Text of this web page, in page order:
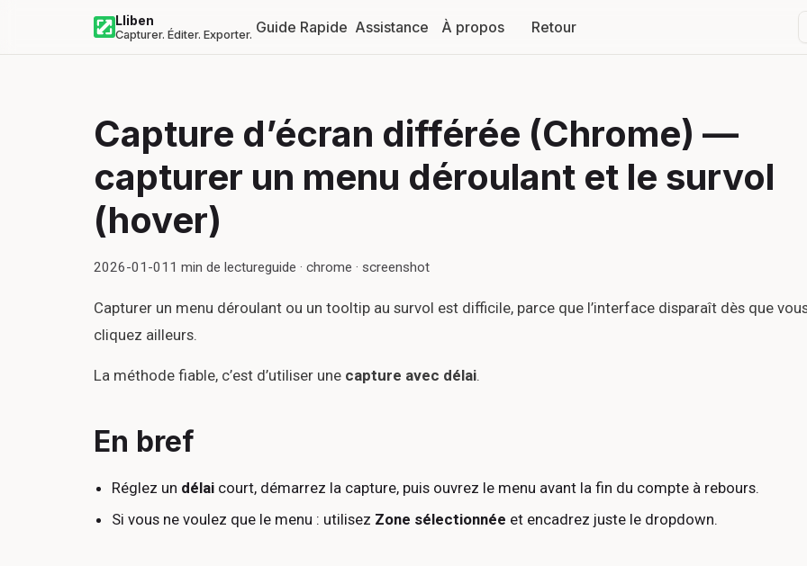
Lliben
Capturer. Éditer. Exporter. Guide Rapide Assistance À propos Retour
Capture d’écran différée (Chrome) —
capturer un menu déroulant et le survol
(hover)
2026-01-01 1 min de lectureguide · chrome · screenshot
Capturer un menu déroulant ou un tooltip au survol est difficile, parce que l’interface disparaît dès que
cliquez ailleurs.
La méthode fiable, c’est d’utiliser une capture avec délai.
En bref
Réglez un délai court, démarrez la capture, puis ouvrez le menu avant la fin du compte à rebours.
Si vous ne voulez que le menu : utilisez Zone sélectionnée et encadrez juste le dropdown.